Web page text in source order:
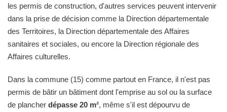
les permis de construction, d'autres services peuvent intervenir
dans la prise de décision comme la Direction départementale
des Territoires, la Direction départementale des Affaires
sanitaires et sociales, ou encore la Direction régionale des
Affaires culturelles.
Dans la commune (15) comme partout en France, il n'est pas
permis de bâtir un bâtiment dont l'emprise au sol ou la surface
de plancher dépasse 20 m², même s'il est dépourvu de